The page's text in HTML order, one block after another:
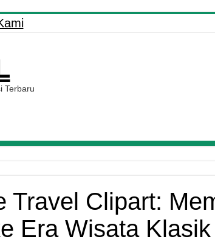
Terbaru
Travel Clipart:
Era Wisata Klasik